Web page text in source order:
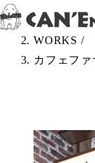
Skip to content
TOP /
WORKS /
カフェフ